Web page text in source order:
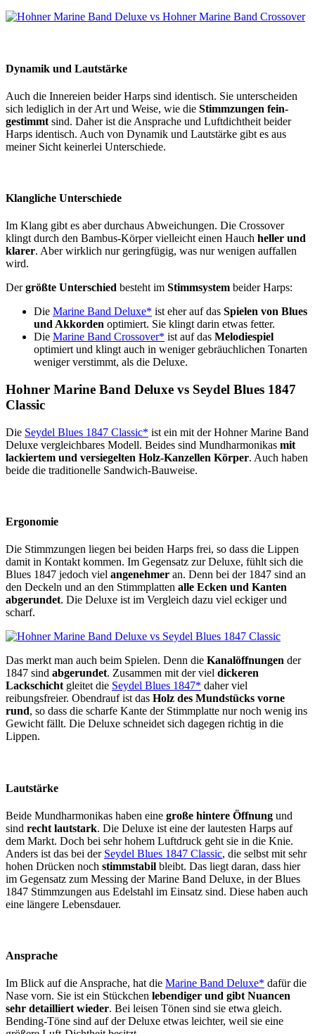
Dynamik und Lautstärke
Auch die Innereien beider Harps sind identisch. Sie unterscheiden
sich lediglich in der Art und Weise, wie die Stimmzungen fein-
gestimmt sind. Daher ist die Ansprache und Luftdichtheit beider
Harps identisch. Auch von Dynamik und Lautstärke gibt es aus
meiner Sicht keinerlei Unterschiede.
Klangliche Unterschiede
Im Klang gibt es aber durchaus Abweichungen. Die Crossover
klingt durch den Bambus-Körper vielleicht einen Hauch heller und
klarer. Aber wirklich nur geringfügig, was nur wenigen auffallen
wird.
Dergrößte Unterschied besteht im Stimmsystem beider Harps:
Die Marine Band Deluxe* ist eher auf das Spielen von Blues
und Akkorden optimiert. Sie klingt darin etwas fetter.
Die Marine Band Crossover* ist auf das Melodiespiel
optimiert und klingt auch in weniger gebräuchlichen Tonarten
weniger verstimmt, als die Deluxe.
Hohner Marine Band Deluxe vs Seydel Blues 1847
Classic
Die Seydel Blues 1847 Classic* ist ein mit der Hohner Marine Band
Deluxe vergleichbares Modell. Beides sind Mundharmonikas mit
lackiertem und versiegelten Holz-Kanzellen Körper. Auch haben
beide die traditionelle Sandwich-Bauweise.
Ergonomie
Die Stimmzungen liegen bei beiden Harps frei, so dass die Lippen
damit in Kontakt kommen. Im Gegensatz zur Deluxe, fühlt sich die
Blues 1847 jedoch viel angenehmer an. Denn bei der 1847 sind an
den Deckeln und an den Stimmplatten alle Ecken und Kanten
abgerundet. Die Deluxe ist im Vergleich dazu viel eckiger und
scharf.
Das merkt man auch beim Spielen. Denn die Kanalöffnungen der
1847 sind abgerundet. Zusammen mit der viel dickeren
Lackschichtgleitet die Seydel Blues 1847* daher viel
reibungsfreier. Obendrauf ist das Holz des Mundstücks vorne
rund, so dass die scharfe Kante der Stimmplatte nur noch wenig ins
Gewicht fällt. Die Deluxe schneidet sich dagegen richtig in die
Lippen.
Lautstärke
Beide Mundharmonikas haben eine große hintere Öffnung und
sind recht lautstark. Die Deluxe ist eine der lautesten Harps auf
dem Markt. Doch bei sehr hohem Luftdruck geht sie in die Knie.
Anders ist das bei der Seydel Blues 1847 Classic, die selbst mit sehr
hohen Drücken noch stimmstabil bleibt. Das liegt daran, dass hier
im Gegensatz zum Messing der Marine Band Deluxe, in der Blues
1847 Stimmzungen aus Edelstahl im Einsatz sind. Diese haben auch
eine längere Lebensdauer.
Ansprache
Im Blick auf die Ansprache, hat die Marine Band Deluxe* dafür die
Nase vorn. Sie ist ein Stückchen lebendiger und gibt Nuancen
sehr detailliert wieder. Bei leisen Tönen sind sie etwa gleich.
Bending-Töne sind auf der Deluxe etwas leichter, weil sie eine